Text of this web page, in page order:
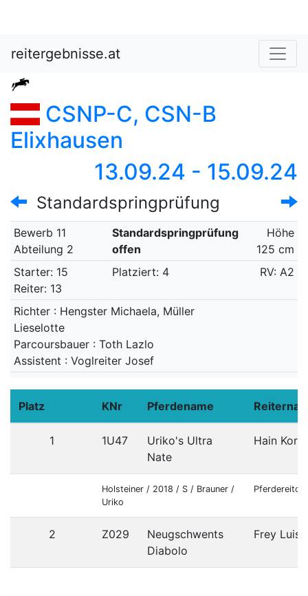
reitergebnisse.at
CSNP-C, CSN-B
Elixhausen
13.09.24 - 15.09.24
Standardspringprüfung
Bewerb 11
Abteilung 2
Standardspringprüfung
offen
Höhe
125 cm
Starter: 15
Reiter: 13
Platziert: 4 RV: A2
Richter : Hengster Michaela, Müller
Lieselotte
Parcoursbauer : Toth Lazlo
Assistent : Voglreiter Josef
Platz KNr Pferdename
1 1U47
Uriko's Ultra
Nate
Hain
Holsteiner / 2018 / S / Brauner /
Uriko
2 Z029
Neugschwents
Diabolo
Frey Luis